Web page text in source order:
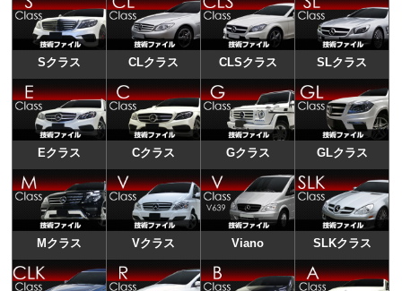
Sクラス CLクラス CLSクラス SLクラス
Eクラス Cクラス Gクラス GLクラス
Mクラス Vクラス Viano SLKクラス